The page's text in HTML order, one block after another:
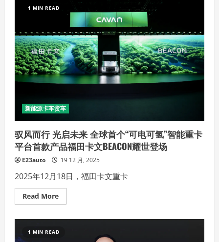
验
增
效：
25
台
X1B
批
量
交
付，
助
材
龙
头
金
未
来
益
1 MIN READ
新能源卡车货车
驭风而行 光启未来 全球首个“可电可氢”智能重卡
平台首款产品福田卡文BEACON耀世登场
E23auto 19 12 月, 2025
2025年12月18日，福田卡文重卡
Read MoreRead
more
而
行
1 MIN READ